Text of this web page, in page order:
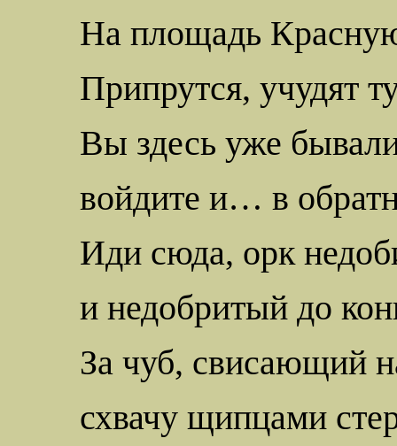
На площадь
Припрутся, учудят
Вы здесь уже
войдите и… в
Иди сюда, орк
и недобритый до
За чуб, свисающий
схвачу щипцами